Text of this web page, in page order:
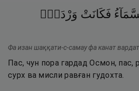
فَكَانَتْ وَرْدَةًۭ
Фа изан шаққати-с-самау фа канат
Пас, чун пора гардад Осмон, пас,
сурх ва мисли равған гудохта.